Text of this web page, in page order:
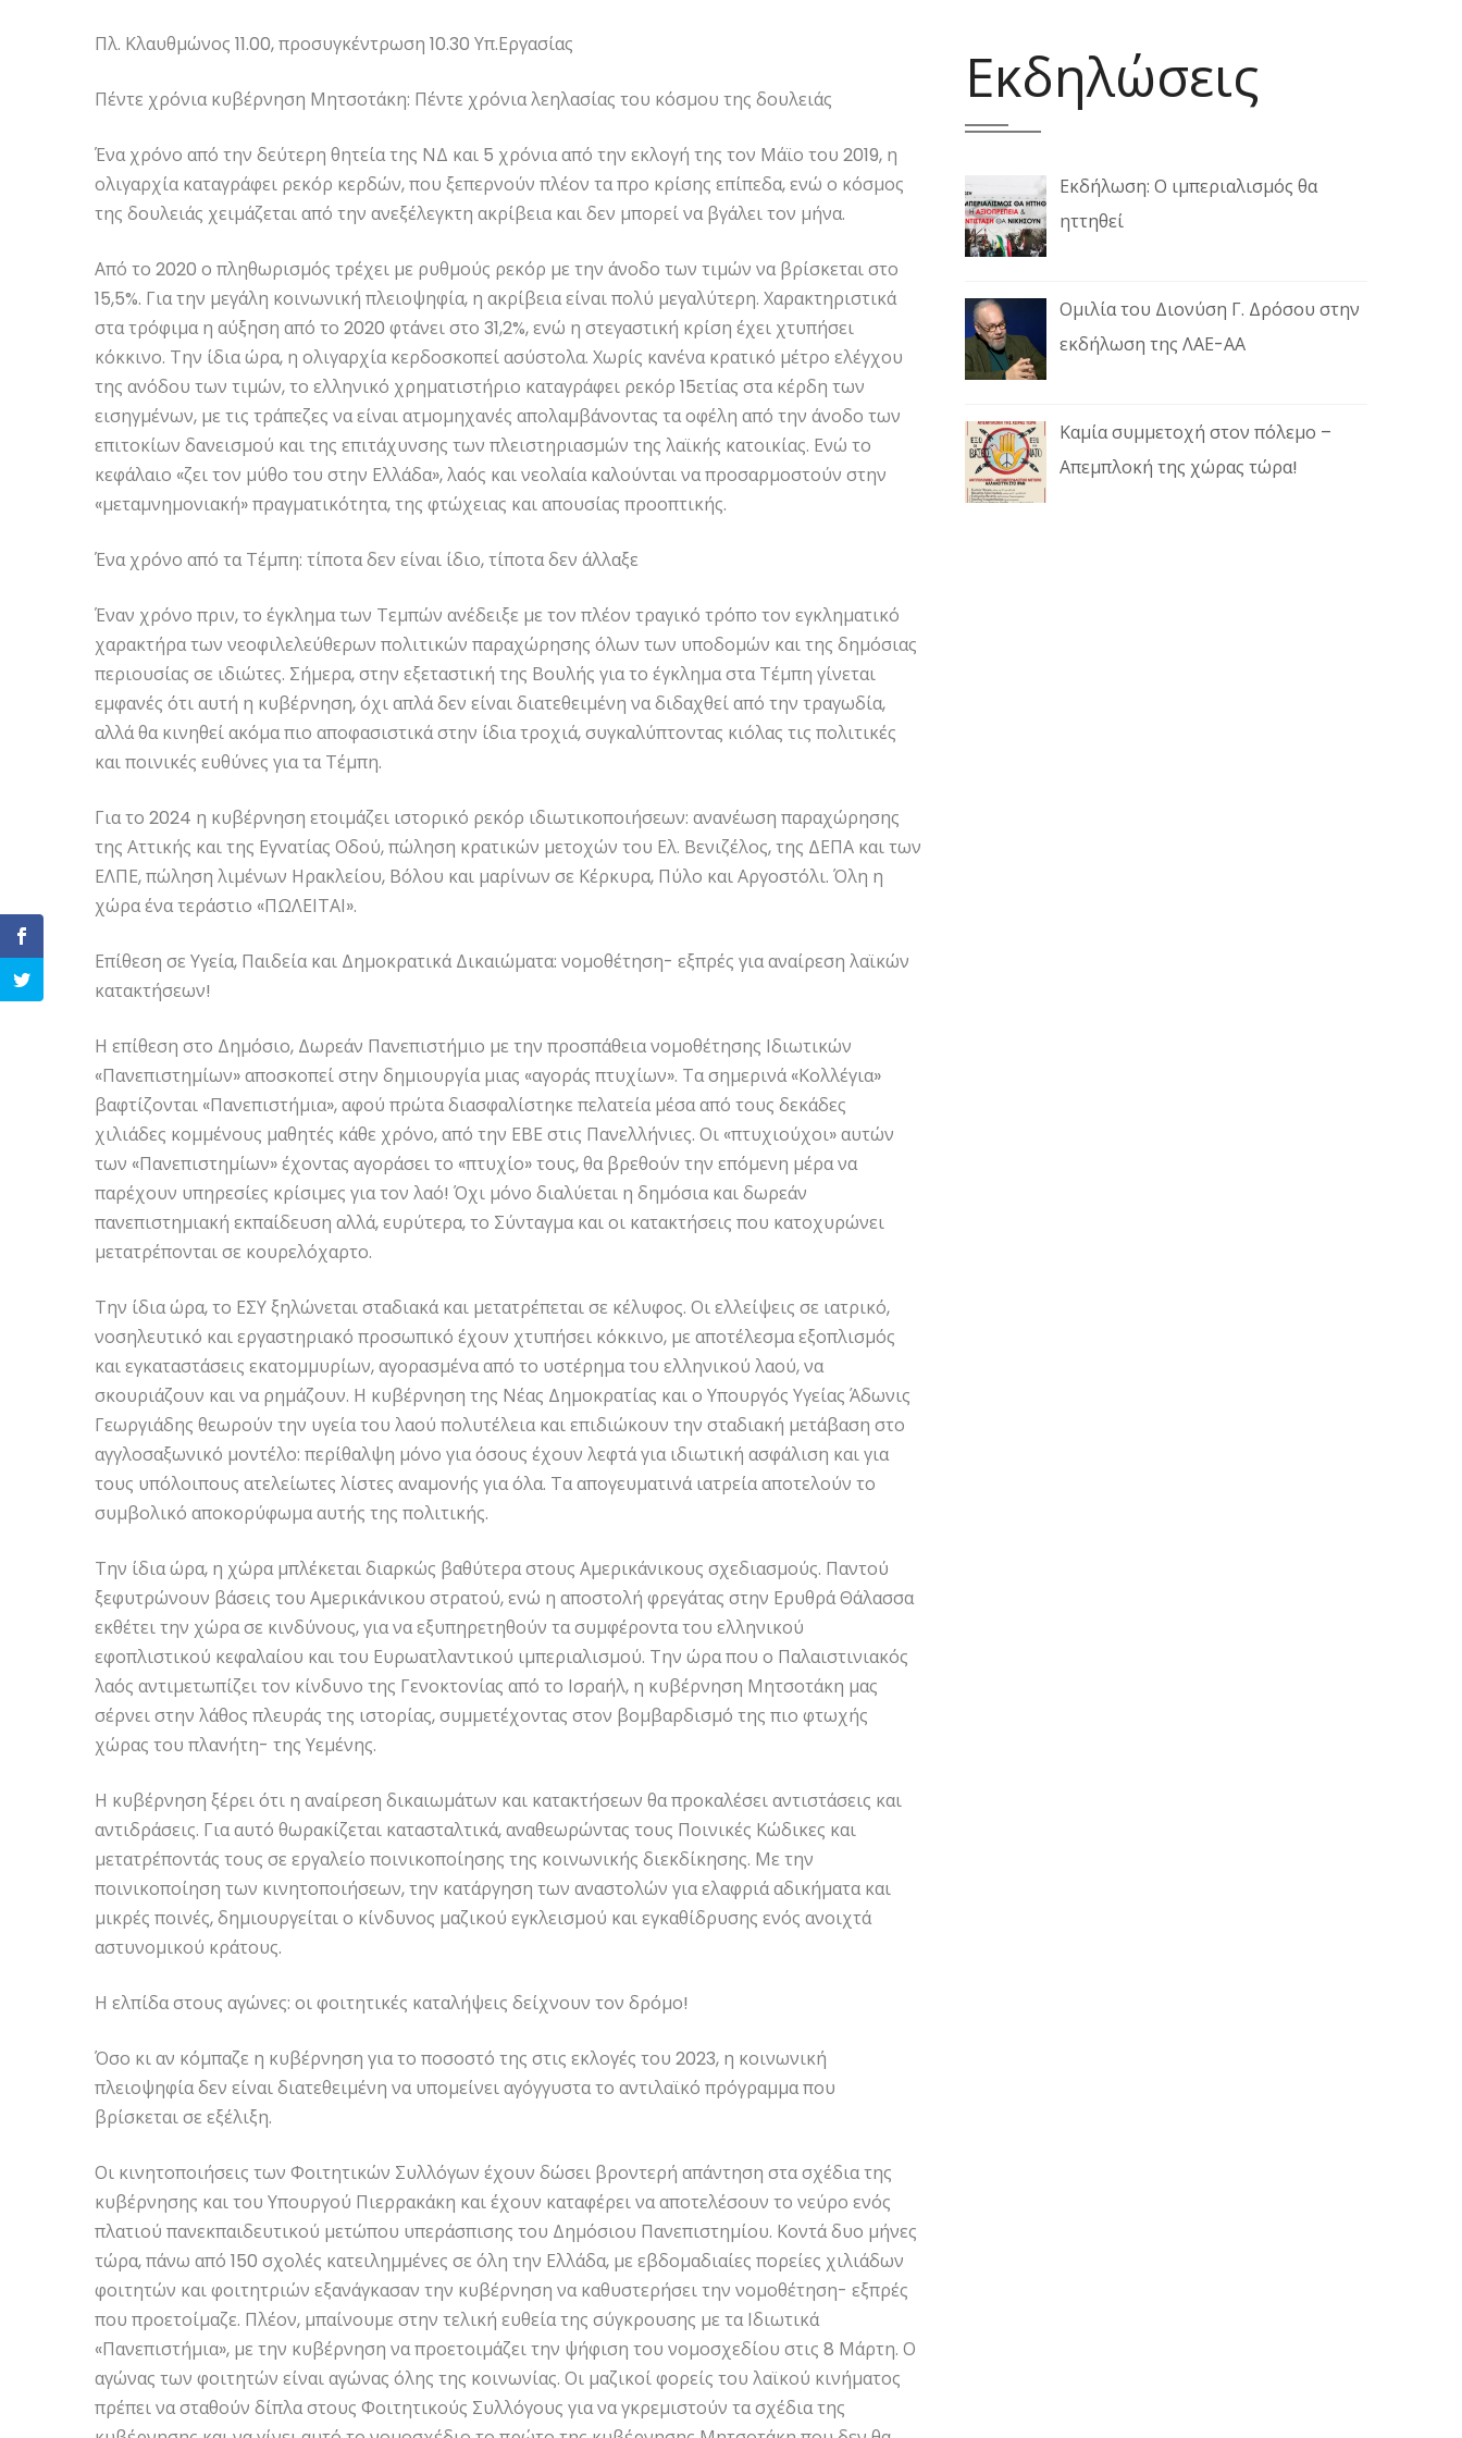
Πλ. Κλαυθμώνος 11.00, προσυγκέντρωση 10.30 Υπ.Εργασίας
Πέντε χρόνια κυβέρνηση Μητσοτάκη: Πέντε χρόνια λεηλασίας του κόσμου της δουλειάς
Ένα χρόνο από την δεύτερη θητεία της ΝΔ και 5 χρόνια από την εκλογή της τον Μάϊο του 2019, η
ολιγαρχία καταγράφει ρεκόρ κερδών, που ξεπερνούν πλέον τα προ κρίσης επίπεδα, ενώ ο κόσμος
της δουλειάς χειμάζεται από την ανεξέλεγκτη ακρίβεια και δεν μπορεί να βγάλει τον μήνα.
Από το 2020 ο πληθωρισμός τρέχει με ρυθμούς ρεκόρ με την άνοδο των τιμών να βρίσκεται στο
15,5%. Για την μεγάλη κοινωνική πλειοψηφία, η ακρίβεια είναι πολύ μεγαλύτερη. Χαρακτηριστικά
στα τρόφιμα η αύξηση από το 2020 φτάνει στο 31,2%, ενώ η στεγαστική κρίση έχει χτυπήσει
κόκκινο. Την ίδια ώρα, η ολιγαρχία κερδοσκοπεί ασύστολα. Χωρίς κανένα κρατικό μέτρο ελέγχου
της ανόδου των τιμών, το ελληνικό χρηματιστήριο καταγράφει ρεκόρ 15ετίας στα κέρδη των
εισηγμένων, με τις τράπεζες να είναι ατμομηχανές απολαμβάνοντας τα οφέλη από την άνοδο των
επιτοκίων δανεισμού και της επιτάχυνσης των πλειστηριασμών της λαϊκής κατοικίας. Ενώ το
κεφάλαιο «ζει τον μύθο του στην Ελλάδα», λαός και νεολαία καλούνται να προσαρμοστούν στην
«μεταμνημονιακή» πραγματικότητα, της φτώχειας και απουσίας προοπτικής.
Ένα χρόνο από τα Τέμπη: τίποτα δεν είναι ίδιο, τίποτα δεν άλλαξε
Έναν χρόνο πριν, το έγκλημα των Τεμπών ανέδειξε με τον πλέον τραγικό τρόπο τον εγκληματικό
χαρακτήρα των νεοφιλελεύθερων πολιτικών παραχώρησης όλων των υποδομών και της δημόσιας
περιουσίας σε ιδιώτες. Σήμερα, στην εξεταστική της Βουλής για το έγκλημα στα Τέμπη γίνεται
εμφανές ότι αυτή η κυβέρνηση, όχι απλά δεν είναι διατεθειμένη να διδαχθεί από την τραγωδία,
αλλά θα κινηθεί ακόμα πιο αποφασιστικά στην ίδια τροχιά, συγκαλύπτοντας κιόλας τις πολιτικές
και ποινικές ευθύνες για τα Τέμπη.
Για το 2024 η κυβέρνηση ετοιμάζει ιστορικό ρεκόρ ιδιωτικοποιήσεων: ανανέωση παραχώρησης
της Αττικής και της Εγνατίας Οδού, πώληση κρατικών μετοχών του Ελ. Βενιζέλος, της ΔΕΠΑ και των
ΕΛΠΕ, πώληση λιμένων Ηρακλείου, Βόλου και μαρίνων σε Κέρκυρα, Πύλο και Αργοστόλι. Όλη η
χώρα ένα τεράστιο «ΠΩΛΕΙΤΑΙ».
Επίθεση σε Υγεία, Παιδεία και Δημοκρατικά Δικαιώματα: νομοθέτηση- εξπρές για αναίρεση λαϊκών
κατακτήσεων!
Η επίθεση στο Δημόσιο, Δωρεάν Πανεπιστήμιο με την προσπάθεια νομοθέτησης Ιδιωτικών
«Πανεπιστημίων» αποσκοπεί στην δημιουργία μιας «αγοράς πτυχίων». Τα σημερινά «Κολλέγια»
βαφτίζονται «Πανεπιστήμια», αφού πρώτα διασφαλίστηκε πελατεία μέσα από τους δεκάδες
χιλιάδες κομμένους μαθητές κάθε χρόνο, από την ΕΒΕ στις Πανελλήνιες. Οι «πτυχιούχοι» αυτών
των «Πανεπιστημίων» έχοντας αγοράσει το «πτυχίο» τους, θα βρεθούν την επόμενη μέρα να
παρέχουν υπηρεσίες κρίσιμες για τον λαό! Όχι μόνο διαλύεται η δημόσια και δωρεάν
πανεπιστημιακή εκπαίδευση αλλά, ευρύτερα, το Σύνταγμα και οι κατακτήσεις που κατοχυρώνει
μετατρέπονται σε κουρελόχαρτο.
Την ίδια ώρα, το ΕΣΥ ξηλώνεται σταδιακά και μετατρέπεται σε κέλυφος. Οι ελλείψεις σε ιατρικό,
νοσηλευτικό και εργαστηριακό προσωπικό έχουν χτυπήσει κόκκινο, με αποτέλεσμα εξοπλισμός
και εγκαταστάσεις εκατομμυρίων, αγορασμένα από το υστέρημα του ελληνικού λαού, να
σκουριάζουν και να ρημάζουν. Η κυβέρνηση της Νέας Δημοκρατίας και ο Υπουργός Υγείας Άδωνις
Γεωργιάδης θεωρούν την υγεία του λαού πολυτέλεια και επιδιώκουν την σταδιακή μετάβαση στο
αγγλοσαξωνικό μοντέλο: περίθαλψη μόνο για όσους έχουν λεφτά για ιδιωτική ασφάλιση και για
τους υπόλοιπους ατελείωτες λίστες αναμονής για όλα. Τα απογευματινά ιατρεία αποτελούν το
συμβολικό αποκορύφωμα αυτής της πολιτικής.
Την ίδια ώρα, η χώρα μπλέκεται διαρκώς βαθύτερα στους Αμερικάνικους σχεδιασμούς. Παντού
ξεφυτρώνουν βάσεις του Αμερικάνικου στρατού, ενώ η αποστολή φρεγάτας στην Ερυθρά Θάλασσα
εκθέτει την χώρα σε κινδύνους, για να εξυπηρετηθούν τα συμφέροντα του ελληνικού
εφοπλιστικού κεφαλαίου και του Ευρωατλαντικού ιμπεριαλισμού. Την ώρα που ο Παλαιστινιακός
λαός αντιμετωπίζει τον κίνδυνο της Γενοκτονίας από το Ισραήλ, η κυβέρνηση Μητσοτάκη μας
σέρνει στην λάθος πλευράς της ιστορίας, συμμετέχοντας στον βομβαρδισμό της πιο φτωχής
χώρας του πλανήτη- της Υεμένης.
Η κυβέρνηση ξέρει ότι η αναίρεση δικαιωμάτων και κατακτήσεων θα προκαλέσει αντιστάσεις και
αντιδράσεις. Για αυτό θωρακίζεται κατασταλτικά, αναθεωρώντας τους Ποινικές Κώδικες και
μετατρέποντάς τους σε εργαλείο ποινικοποίησης της κοινωνικής διεκδίκησης. Με την
ποινικοποίηση των κινητοποιήσεων, την κατάργηση των αναστολών για ελαφριά αδικήματα και
μικρές ποινές, δημιουργείται ο κίνδυνος μαζικού εγκλεισμού και εγκαθίδρυσης ενός ανοιχτά
αστυνομικού κράτους.
Η ελπίδα στους αγώνες: οι φοιτητικές καταλήψεις δείχνουν τον δρόμο!
Όσο κι αν κόμπαζε η κυβέρνηση για το ποσοστό της στις εκλογές του 2023, η κοινωνική
πλειοψηφία δεν είναι διατεθειμένη να υπομείνει αγόγγυστα το αντιλαϊκό πρόγραμμα που
βρίσκεται σε εξέλιξη.
Οι κινητοποιήσεις των Φοιτητικών Συλλόγων έχουν δώσει βροντερή απάντηση στα σχέδια της
κυβέρνησης και του Υπουργού Πιερρακάκη και έχουν καταφέρει να αποτελέσουν το νεύρο ενός
πλατιού πανεκπαιδευτικού μετώπου υπεράσπισης του Δημόσιου Πανεπιστημίου. Κοντά δυο μήνες
τώρα, πάνω από 150 σχολές κατειλημμένες σε όλη την Ελλάδα, με εβδομαδιαίες πορείες χιλιάδων
φοιτητών και φοιτητριών εξανάγκασαν την κυβέρνηση να καθυστερήσει την νομοθέτηση- εξπρές
που προετοίμαζε. Πλέον, μπαίνουμε στην τελική ευθεία της σύγκρουσης με τα Ιδιωτικά
«Πανεπιστήμια», με την κυβέρνηση να προετοιμάζει την ψήφιση του νομοσχεδίου στις 8 Μάρτη. Ο
αγώνας των φοιτητών είναι αγώνας όλης της κοινωνίας. Οι μαζικοί φορείς του λαϊκού κινήματος
πρέπει να σταθούν δίπλα στους Φοιτητικούς Συλλόγους για να γκρεμιστούν τα σχέδια της
Εκδηλώσεις
Εκδήλωση: Ο ιμπεριαλισμός θα
ηττηθεί
Ομιλία του Διονύση Γ. Δρόσου στην
εκδήλωση της ΛΑΕ-ΑΑ
Καμία συμμετοχή στον πόλεμο –
Απεμπλοκή της χώρας τώρα!